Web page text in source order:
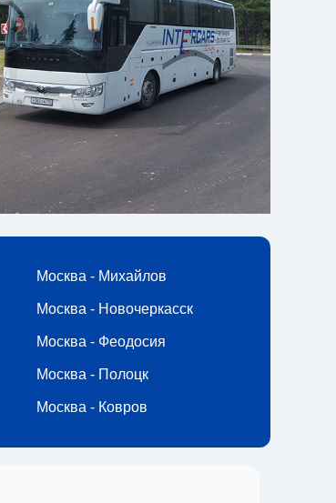
Москва - Михайлов
Москва - Новочеркасск
Москва - Феодосия
Москва - Полоцк
Москва - Ковров